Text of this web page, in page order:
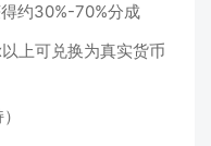
约30%-70%分成
上可兑换为真实货币